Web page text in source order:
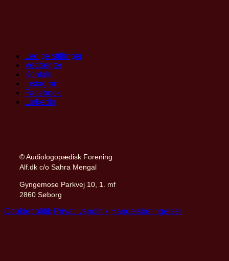
Ledige stillinger
Vedtægter
Kontakt
Instagram
Facebook
LinkedIn
© Audiologopædisk Forening
Alf.dk c/o Sahra Mengal
Gyngemose Parkvej 10, 1. mf
2860 Søborg
Cookiepolitik Privatlivspolitik Handelsbetingelser